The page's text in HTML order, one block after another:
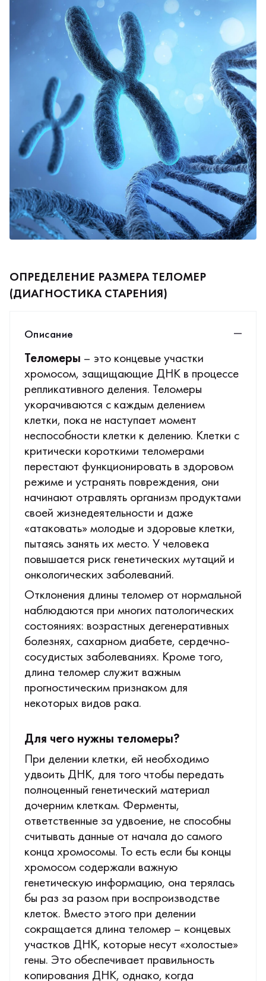
ОПРЕДЕЛЕНИЕ РАЗМЕРА ТЕЛОМЕР
(ДИАГНОСТИКА СТАРЕНИЯ)
Описание
Теломеры – это концевые участки
хромосом, защищающие ДНК в процессе
репликативного деления. Теломеры
укорачиваются с каждым делением
клетки, пока не наступает момент
неспособности клетки к делению. Клетки с
критически короткими теломерами
перестают функционировать в здоровом
режиме и устранять повреждения, они
начинают отравлять организм продуктами
своей жизнедеятельности и даже
«атаковать» молодые и здоровые клетки,
пытаясь занять их место. У человека
повышается риск генетических мутаций и
онкологических заболеваний.
Отклонения длины теломер от нормальной
наблюдаются при многих патологических
состояниях: возрастных дегенеративных
болезнях, сахарном диабете, сердечно-
сосудистых заболеваниях. Кроме того,
длина теломер служит важным
прогностическим признаком для
некоторых видов рака.
Для чего нужны теломеры?
При делении клетки, ей необходимо
удвоить ДНК, для того чтобы передать
полноценный генетический материал
дочерним клеткам. Ферменты,
ответственные за удвоение, не способны
считывать данные от начала до самого
конца хромосомы. То есть если бы концы
хромосом содержали важную
генетическую информацию, она терялась
бы раз за разом при воспроизводстве
клеток. Вместо этого при делении
сокращается длина теломер – концевых
участков ДНК, которые несут «холостые»
гены. Это обеспечивает правильность
копирования ДНК, однако, когда